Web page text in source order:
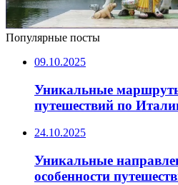
Популярные посты
09.10.2025
Уникальные
путешествий по
24.10.2025
Уникальные
особенности